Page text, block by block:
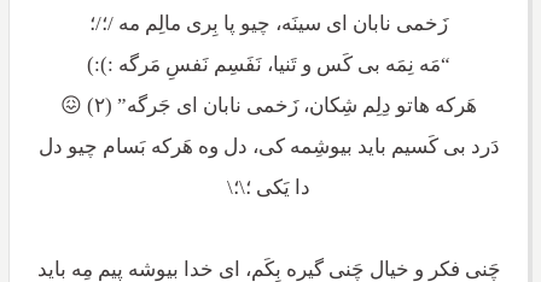
زَخمی نابان ای سینَه، چیو پا بِری مالِم مه /؛/؛
“مَه نِمَه بی کَس و تَنیا، نَفَسِم نَفسِ مَرگه :):)
هَرکه هاتو دِلِم شِکان، زَخمی نابان ای جَرگه” (۲) 😖
دَرد بی کَسیم باید بیوشِمه کی، دل وه هَرکه بَسام چیو دل
دا یَکی ؛\؛\
چَنی فکر و خیال چَنی گیره بِکَم، ای خدا بیوشه پیم مِه باید